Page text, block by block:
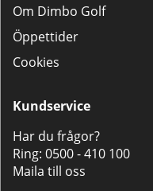
Om Dimbo Golf
Öppettider
Cookies
Kundservice
Har du frågor?
Ring: 0500 - 410 100
Maila till oss